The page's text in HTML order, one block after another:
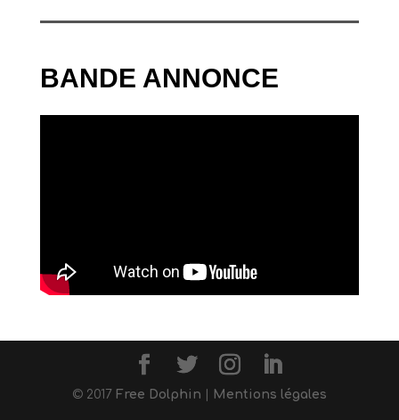
BANDE ANNONCE
© 2017 Free Dolphin Mentions légales